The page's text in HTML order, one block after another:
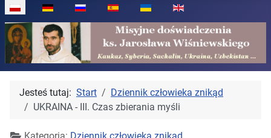
Wybierz swój język
Jesteś tutaj: Start
Dziennik człowieka znikąd
UKRAINA - III. Czas zbierania myśli
Kategoria: Dziennik człowieka znikąd